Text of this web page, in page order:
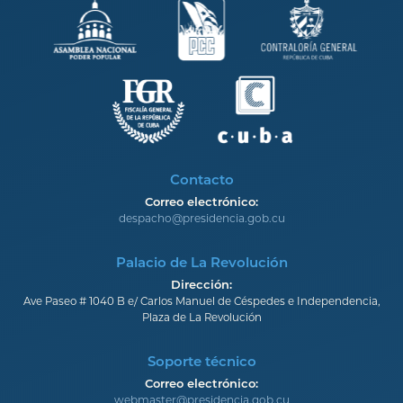
Contacto
Correo electrónico:
despacho@presidencia.gob.cu
Palacio de La Revolución
Dirección:
Ave Paseo # 1040 B e/ Carlos Manuel de Céspedes e Independencia,
Plaza de La Revolución
Soporte técnico
Correo electrónico:
webmaster@presidencia.gob.cu